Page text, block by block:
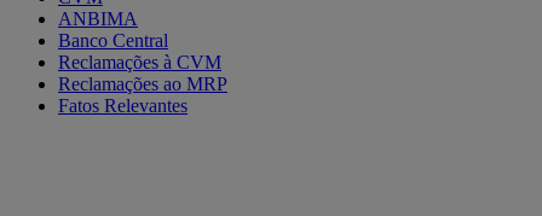
ANBIMA
Banco Central
Reclamações à CVM
Reclamações ao MRP
Fatos Relevantes